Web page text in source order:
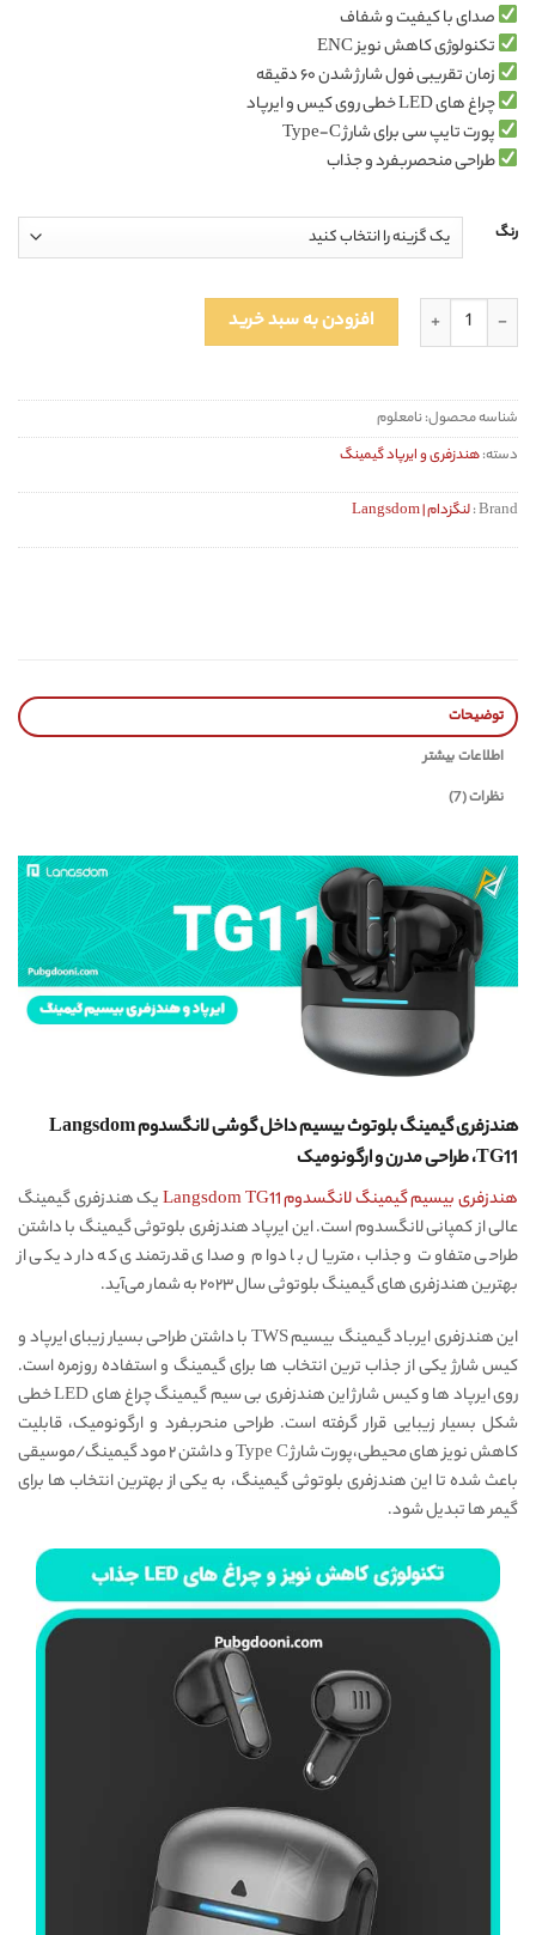
صدای با کیفیت و شفاف
تکنولوژی کاهش نویز ENC
زمان تقریبی فول شارژ‌ شدن ۶۰ دقیقه
چراغ های LED خطی روی کیس و ایرپاد
پورت تایپ سی برای شارژ Type-C
طراحی منحصربفرد و جذاب
رنگ
ایرپاد و هندزفری بیسیم گیمینگ لانگسدوم Langsdom TG11 Theta اورجینال عدد
افزودن به سبد خرید
شناسه محصول:نامعلوم
دسته:هندزفری و ایرپاد گیمینگ
Brand : لنگزدام | Langsdom
توضیحات
اطلاعات بیشتر
نظرات (7)
هندزفری گیمینگ بلوتوث بیسیم داخل گوشی لانگسدوم Langsdom
TG11، طراحی مدرن و ارگونومیک
هندزفری بیسیم گیمینگ لانگسدوم Langsdom TG11
یک هندزفری گیمینگ
عالی از کمپانی لانگسدوم است. این ایرپاد هندزفری بلوتوثی گیمینگ با داشتن
طراحی متفاوت و جذاب، متریال با دوام و صدای قدرتمندی که دارد یکی از
بهترین هندزفری های گیمینگ بلوتوثی سال ۲۰۲۳ به شمار می‌‌آید.
این هندزفری ایرباد گیمینگ بیسیم TWS با داشتن طراحی بسیار زیبای ایرپاد و
کیس شارژ یکی از جذاب ترین انتخاب ها برای گیمینگ و استفاده روزمره است.
روی ایرپاد ها و کیس شارژ این هندزفری بی سیم گیمینگ چراغ های LED خطی
شکل بسیار زیبایی قرار گرفته است. طراحی منحربفرد و ارگونومیک، قابلیت
کاهش نویز های محیطی،پورت شارژ Type C و داشتن ۲ مود گیمینگ/موسیقی
باعث شده تا این هندزفری بلوتوثی گیمینگ، به یکی از بهترین انتخاب ها برای
گیمر ها تبدیل شود.